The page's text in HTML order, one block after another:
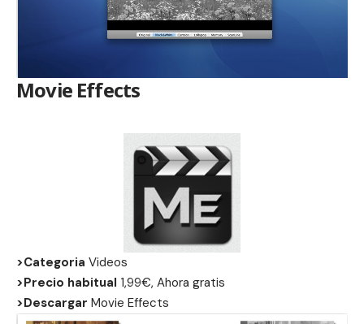
Movie Effects
>Categoria Videos
>Precio habitual 1,99€, Ahora gratis
>Descargar Movie Effects